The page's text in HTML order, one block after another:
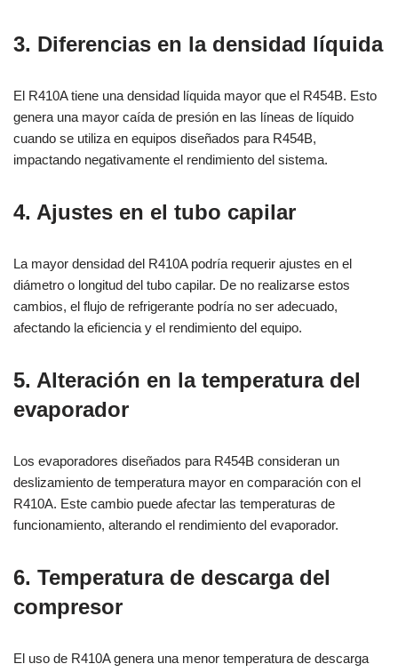
3. Diferencias en la densidad líquida
El R410A tiene una densidad líquida mayor que el R454B. Esto
genera una mayor caída de presión en las líneas de líquido
cuando se utiliza en equipos diseñados para R454B,
impactando negativamente el rendimiento del sistema.
4. Ajustes en el tubo capilar
La mayor densidad del R410A podría requerir ajustes en el
diámetro o longitud del tubo capilar. De no realizarse estos
cambios, el flujo de refrigerante podría no ser adecuado,
afectando la eficiencia y el rendimiento del equipo.
5. Alteración en la temperatura del
evaporador
Los evaporadores diseñados para R454B consideran un
deslizamiento de temperatura mayor en comparación con el
R410A. Este cambio puede afectar las temperaturas de
funcionamiento, alterando el rendimiento del evaporador.
6. Temperatura de descarga del
compresor
El uso de R410A genera una menor temperatura de descarga